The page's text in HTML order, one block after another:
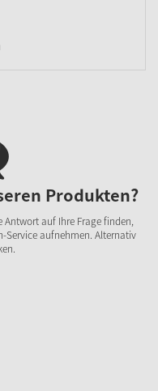
Produkten?
Antwort auf Ihre Frage finden,
Service aufnehmen. Alternativ